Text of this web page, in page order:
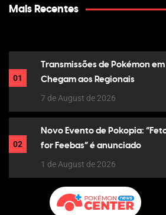
Mais Recentes
01
Transmissões de Pokémon
Chegam aos Regionais
7 de August de 2026
02
Novo Evento de Pokopia:
for Feebas” é anunciado
1 de August de 2026